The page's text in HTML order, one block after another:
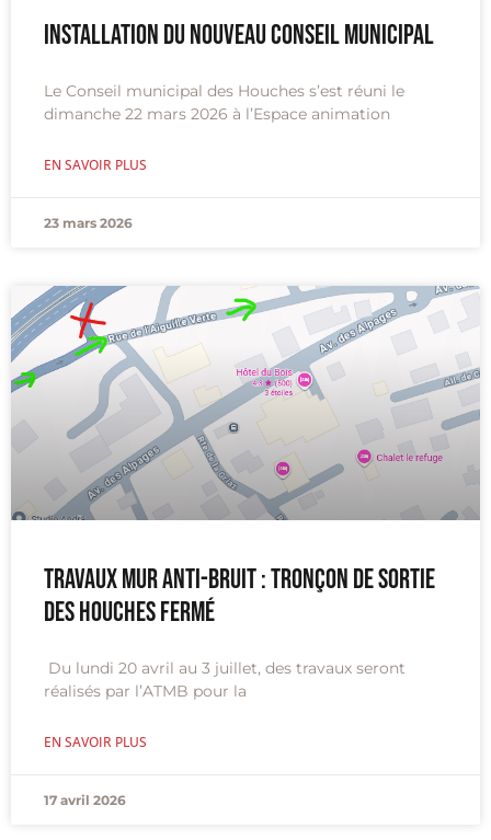
Installation du nouveau conseil municipal
Le Conseil municipal des Houches s’est réuni le
dimanche 22 mars 2026 à l’Espace animation
EN SAVOIR PLUS
23 mars 2026
Travaux Mur anti-bruit : tronçon de sortie
des Houches fermé
Du lundi 20 avril au 3 juillet, des travaux seront
réalisés par l’ATMB pour la
EN SAVOIR PLUS
17 avril 2026